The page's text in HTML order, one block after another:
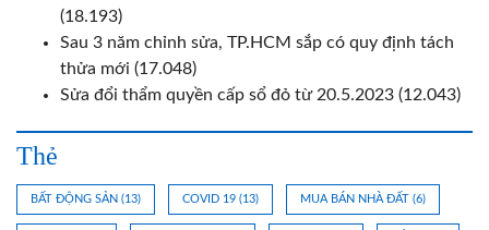
(18.193)
Sau 3 năm chỉnh sửa, TP.HCM sắp có quy định tách
thửa mới (17.048)
Sửa đổi thẩm quyền cấp sổ đỏ từ 20.5.2023 (12.043)
Thẻ
BẤT ĐỘNG SẢN (13) COVID 19 (13) MUA BÁN NHÀ ĐẤT (6)